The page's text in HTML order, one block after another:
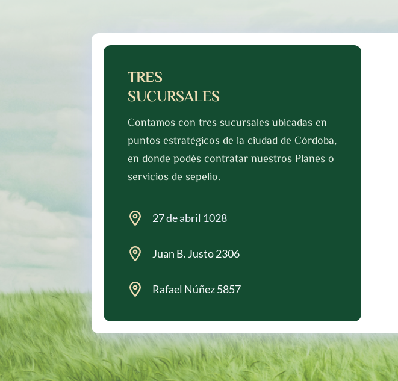
TRES
SUCURSALES
Contamos con tres sucursales ubicadas en
puntos estratégicos de la ciudad de Córdoba,
en donde podés contratar nuestros Planes o
servicios de sepelio.
27 de abril 1028
Juan B. Justo 2306
Rafael Núñez 5857